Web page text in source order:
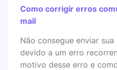
Como corrigir erros
mail
Não consegue enviar
devido a um erro
motivo desse erro e